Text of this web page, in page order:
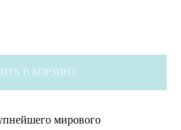
В КОРЗИНУ
мирового